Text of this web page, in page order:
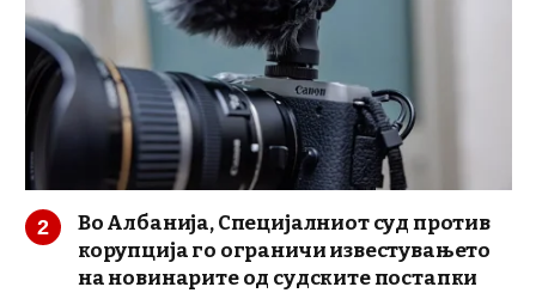
Во Албанија, Специјалниот суд против
корупција го ограничи известувањето
на новинарите од судските постапки